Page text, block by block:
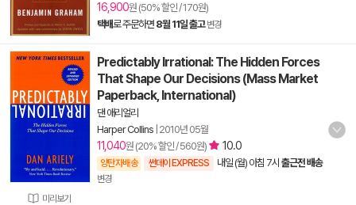
16,900원 (50% 할인 / 170원)
택배로 주문하면 8월 11일 출고 변경
미리보기
Predictably Irrational: The Hidden Forces
That Shape Our Decisions (Mass Market
Paperback, International)
댄 애리얼리
Harper Collins 2010년 05월
11,040원 (20% 할인 / 560원) 10.0
양탄자배송 썬데이 EXPRESS 내일 (월) 아침 7시 출근전 배송
변경